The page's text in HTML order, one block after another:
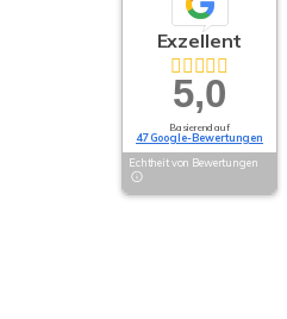
Exzellent
5,0
Basierend auf
47 Google-Bewertungen
Echtheit von Bewertungen